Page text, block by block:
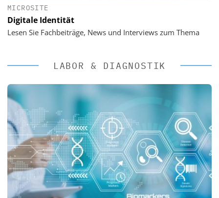
MICROSITE
Digitale Identität
Lesen Sie Fachbeiträge, News und Interviews zum Thema
LABOR & DIAGNOSTIK